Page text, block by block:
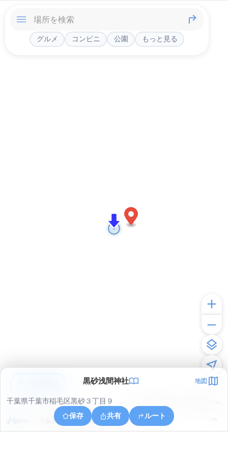
グルメ コンビニ 公園 もっと見る
黒砂浅間神社 地図
千葉県千葉市稲毛区黒砂３丁目９
保存
共有 ルート
千葉県千葉市美浜区高浜４丁目８